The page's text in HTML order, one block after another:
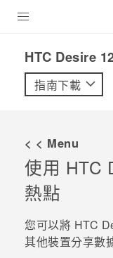
VIVE
配件
VIVERSE
優惠專區
焦點訊息
銷售門市
HTC Desire
指南下載
< < Menu
使用 HTC
熱點
您可以將 HTC
其他裝置分享數